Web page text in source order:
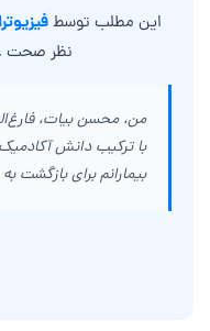
این مطلب توسط
نظر صحت
من، محسن بیات،
با ترکیب دانش
بیمارانم برای بازگشت